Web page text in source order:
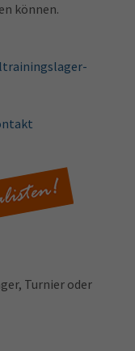
können.
Turnier oder